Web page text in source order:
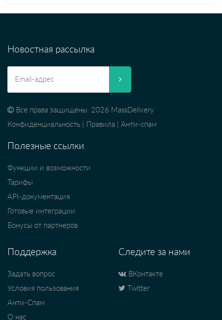
Новостная рассылка
Все права защищены. 2026 MassDelivery
Конфиденциальность
Правила Анти-спам
Полезные ссылки
Функции и возможности
Тарифы
API-документация
Готовые интеграции
Бонусы от партнеров
Поддержка
Задать вопрос
Условия пользования
Анти-Спам
О нас
Следите за нами
ВКонтакте
Twitter